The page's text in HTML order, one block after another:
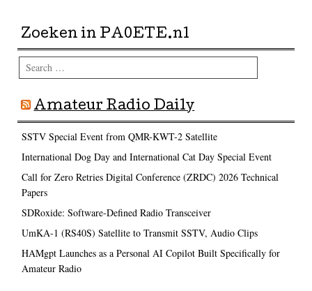
Zoeken in PA0ETE.nl
Search
Amateur Radio Daily
SSTV Special Event from QMR-KWT-2 Satellite
International Dog Day and International Cat Day Special Event
Call for Zero Retries Digital Conference (ZRDC) 2026 Technical
Papers
SDRoxide: Software-Defined Radio Transceiver
UmKA-1 (RS40S) Satellite to Transmit SSTV, Audio Clips
HAMgpt Launches as a Personal AI Copilot Built Specifically for
Amateur Radio